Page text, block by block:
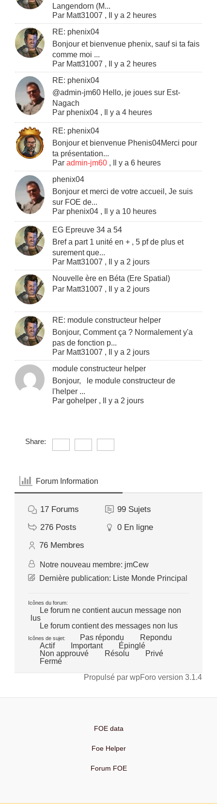
Langendorn (M...
Par Matt31007 ,
Il y a 2 heures
RE: phenix04
Bonjour et bienvenue phenix, sauf si ta fais
comme moi ...
Par Matt31007 ,
Il y a 2 heures
RE: phenix04
@admin-jm60 Hello, je joues sur Est-
Nagach
Par phenix04 , Il y a 4 heures
RE: phenix04
Bonjour et bienvenue Phenis04Merci pour
ta présentation...
Paradmin-jm60 ,
Il y a 6 heures
phenix04
Bonjour et merci de votre accueil, Je suis
sur FOE de...
Par phenix04 , Il y a 10 heures
EG Epreuve 34 a 54
Bref a part 1 unité en + , 5 pf de plus et
surement que...
Par Matt31007 ,
Il y a 2 jours
Nouvelle ère en Béta (Ere Spatial)
Par Matt31007 , Il y a 2 jours
RE: module constructeur helper
Bonjour, Comment ça ? Normalement y'a
pas de fonction p...
Par Matt31007 ,
Il y a 2 jours
module constructeur helper
Bonjour, le module constructeur de
l'helper ...
Pargohelper , Il y a 2 jours
Share:
Forum Information
17 Forums 99 Sujets
276 Posts 0 En ligne
76 Membres
Notre nouveau membre: jmCew
Dernière publication: Liste Monde Principal
Icônes du forum:
Le forum ne contient aucun message non
lus
Le forum contient des messages non lus
Icônes de sujet: Pas répondu
Repondu
Actif
Important
Épinglé
Non approuvé
Résolu
Privé
Fermé
Propulsé par wpForo version 3.1.4
FOE data
Foe Helper
Forum FOE